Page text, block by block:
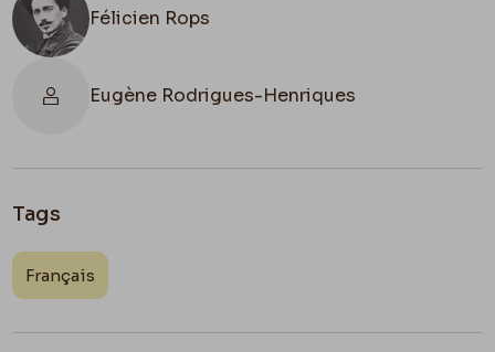
Félicien Rops
Eugène Rodrigues-Henriques
Tags
Français